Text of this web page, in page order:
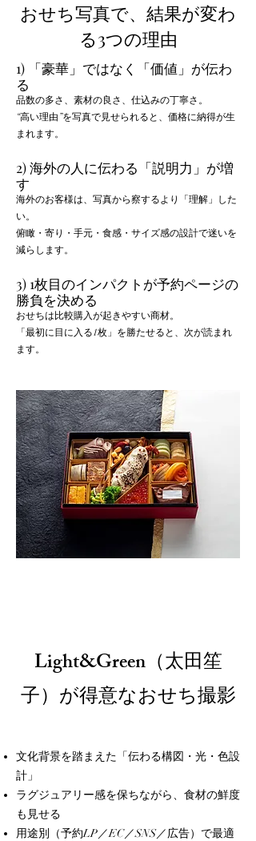
おせち写真で、結果が変わ
る3つの理由
1) 「豪華」ではなく「価値」が伝わ
る
品数の多さ、素材の良さ、仕込みの丁寧さ。
“高い理由”を写真で見せられると、価格に納得が生
まれます。
2) 海外の人に伝わる「説明力」が増
す
海外のお客様は、写真から察するより「理解」した
い。
俯瞰・寄り・手元・食感・サイズ感の設計で迷いを
減らします。
3) 1枚目のインパクトが予約ページの
勝負を決める
おせちは比較購入が起きやすい商材。
「最初に目に入る1枚」を勝たせると、次が読まれ
ます。
Light&Green（太田笙
子）が得意なおせち撮影
文化背景を踏まえた「伝わる構図・光・色設
計」
ラグジュアリー感を保ちながら、食材の鮮度
も見せる
用途別（予約LP／EC／SNS／広告）で最適